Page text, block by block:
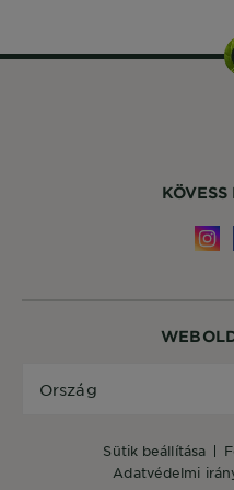
sütik beállítása
adatvédelmi
Ország
Ország